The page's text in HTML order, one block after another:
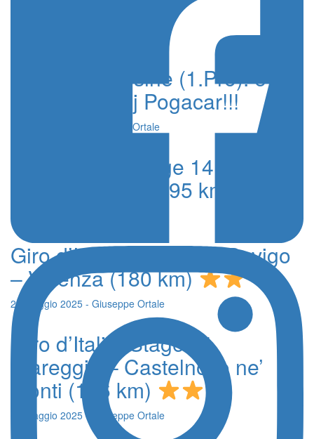
Tre Valli Varesine (1.Pro): è
sempre Tadej Pogacar!!!
7 Ottobre 2025 - Giuseppe Ortale
Giro d’Italia, Stage 14. Treviso
– Nova Gorica (195 km)
Giro d’Italia, Stage 13. Rovigo
– Vicenza (180 km)
23 Maggio 2025 - Giuseppe Ortale
Giro d’Italia, Stage 11.
Viareggio – Castelnovo ne’
Monti (186 km)
21 Maggio 2025 - Giuseppe Ortale